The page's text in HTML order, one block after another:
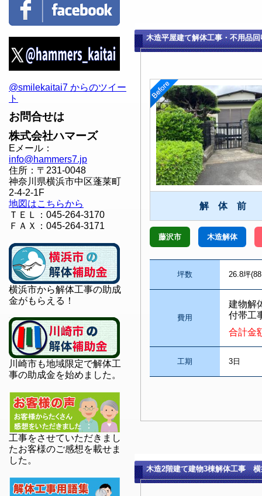
木造平屋建て解体工事・不用品
解 体 前
藤沢市 木造解体
坪数 26.8坪
費用
建物解
付帯工
合計金
工期 3日
木造2階建て建物3棟解体工事 横
@smilekaitai7 からのツイー
ト
お問合せは
株式会社ハマーズ
Eメール：
info@hammers7.jp
住所：〒231-0048
神奈川県横浜市中区蓬莱町
2-4-2-1F
地図はこちらから
ＴＥＬ：045-264-3170
ＦＡＸ：045-264-3171
横浜市から解体工事の助成
金がもらえる！
川崎市も地域限定で解体工
事の助成金を始めました。
工事をさせていただきまし
たお客様のご感想を載せま
した。